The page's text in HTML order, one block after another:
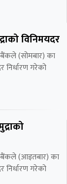
विनिमयदर
बैंकले (सोमबार) का
निर्धारण गरेको
बैंकले (आइतबार) का
निर्धारण गरेको